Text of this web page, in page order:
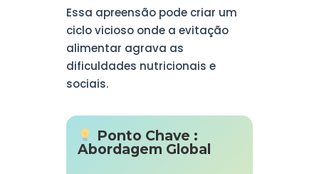
Essa apreensão pode criar um
ciclo vicioso onde a evitação
alimentar agrava as
dificuldades nutricionais e
sociais.
Ponto Chave :
Abordagem Global